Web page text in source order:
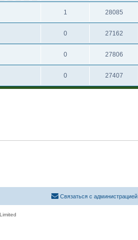
1 28085
0 27162
0 27806
0 27407
Связаться с администрацией